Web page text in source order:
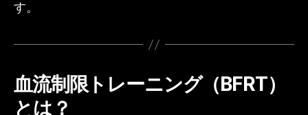
す。
血流制限トレーニング（BFRT）
とは？